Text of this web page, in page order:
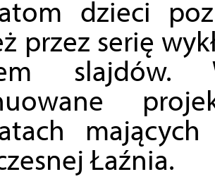
dzieci
przez serię
Łaźnia.